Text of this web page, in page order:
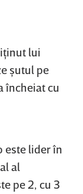
lui
şutul pe
încheiat cu
este lider în
al
pe 2, cu 3